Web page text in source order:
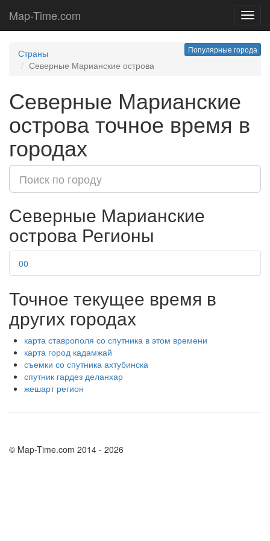
Map-Time.com
Популярные города
Страны
Северные Марианские острова
Северные Марианские
острова точное время в
городах
Северные Марианские
острова Регионы
00
Точное текущее время в
других городах
карта ставрополя со спутника в этом времени
карта город кадамжай
съемки со спутника ахтубинска
спутник гардез деланхар
жешарт регион
© Map-Time.com 2014 - 2026